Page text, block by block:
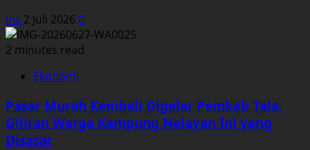
Ins 2 Juli 2026 0
2 minutes read
Ekonomi
Pasar Murah Kembali Digelar Pemkab Tala,
Giliran Warga Kampung Nelayan Ini yang
Disasar